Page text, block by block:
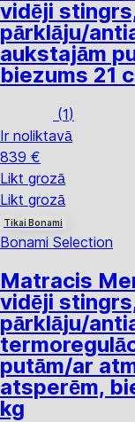
vidēji
pārklāju/
aukstajām
biezums 21
(1)
Ir noliktavā
839 €
Likt grozā
Likt grozā
Tikai Bonami
Bonami Selection
Matracis
vidēji
pārklāju/
putām/ar
atsperēm,
kg